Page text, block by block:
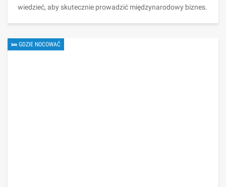
wiedzieć, aby skutecznie prowadzić międzynarodowy biznes.
🛌 GDZIE NOCOWAĆ